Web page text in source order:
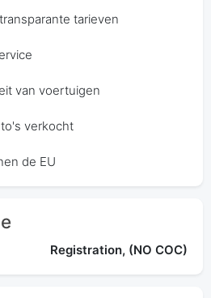
tarieven
van voertuigen
verkocht
de EU
Registration, (NO COC)